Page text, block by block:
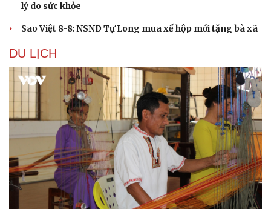
lý do sức khỏe
Sao Việt 8-8: NSND Tự Long mua xế hộp mới tặng bà xã
DU LỊCH